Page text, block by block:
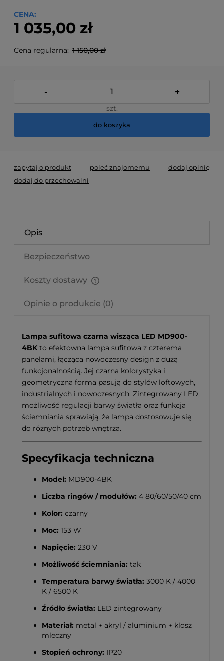
CENA:
1 035,00 zł
Cena regularna: 1 150,00 zł
- +
szt.
do koszyka
zapytaj o produkt poleć znajomemu
dodaj opinię
dodaj do przechowalni
Opis
Bezpieczeństwo
Koszty dostawy
Opinie o produkcie (0)
Lampa sufitowa czarna wisząca LED MD900-
4BK to efektowna lampa sufitowa z czterema
panelami, łącząca nowoczesny design z dużą
funkcjonalnością. Jej czarna kolorystyka i
geometryczna forma pasują do stylów loftowych,
industrialnych i nowoczesnych. Zintegrowany LED,
możliwość regulacji barwy światła oraz funkcja
ściemniania sprawiają, że lampa dostosowuje się
do różnych potrzeb wnętrza.
Specyfikacja techniczna
Model: MD900-4BK
Liczba ringów / modułów: 4 80/60/50/40 cm
Kolor: czarny
Moc: 153 W
Napięcie: 230 V
Możliwość ściemniania: tak
Temperatura barwy światła: 3000 K / 4000
K / 6500 K
Źródło światła: LED zintegrowany
Materiał: metal + akryl / aluminium + klosz
mleczny
Stopień ochrony: IP20